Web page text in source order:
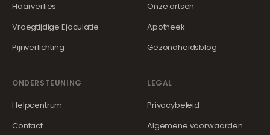
Haarverlies
Vroegtijdige Ejaculatie
Pijnverlichting
Onze artsen
Apotheek
Gezondheidsblog
ONDERSTEUNING
Helpcentrum
Contact
LEGAL
Privacybeleid
Algemene voorwaarden